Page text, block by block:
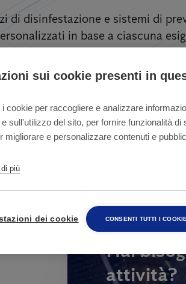
di disinfestazione e sistemi di
in base a ciascuna
per privati
Hai
attività?
sui cookie presenti in
cookie per raccogliere e analizzare
sull'utilizzo del sito, per fornire funzionalità di
migliorare e personalizzare contenuti e
più
dei cookie CONSENTI TUTTI I COOKIE